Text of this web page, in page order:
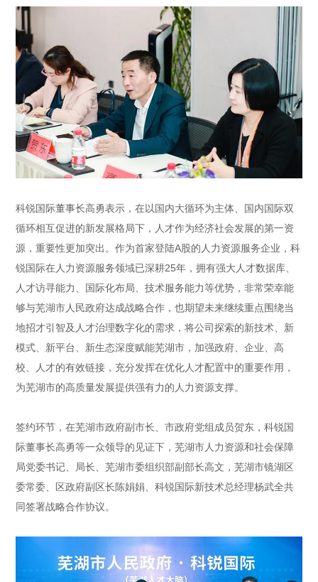
科锐国际董事长高勇表示，在以国内大循环为主体、国内国际双
循环相互促进的新发展格局下，人才作为经济社会发展的第一资
源，重要性更加突出。作为首家登陆A股的人力资源服务企业，科
锐国际在人力资源服务领域已深耕25年，拥有强大人才数据库、
人才访寻能力、国际化布局、技术服务能力等优势，非常荣幸能
够与芜湖市人民政府达成战略合作，也期望未来继续重点围绕当
地招才引智及人才治理数字化的需求，将公司探索的新技术、新
模式、新平台、新生态深度赋能芜湖市，加强政府、企业、高
校、人才的有效链接，充分发挥在优化人才配置中的重要作用，
为芜湖市的高质量发展提供强有力的人力资源支撑。
签约环节，在芜湖市政府副市长、市政府党组成员贺东，科锐国
际董事长高勇等一众领导的见证下，芜湖市人力资源和社会保障
局党委书记、局长、芜湖市委组织部副部长高文，芜湖市镜湖区
委常委、区政府副区长陈娟娟、科锐国际新技术总经理杨武全共
同签署战略合作协议。